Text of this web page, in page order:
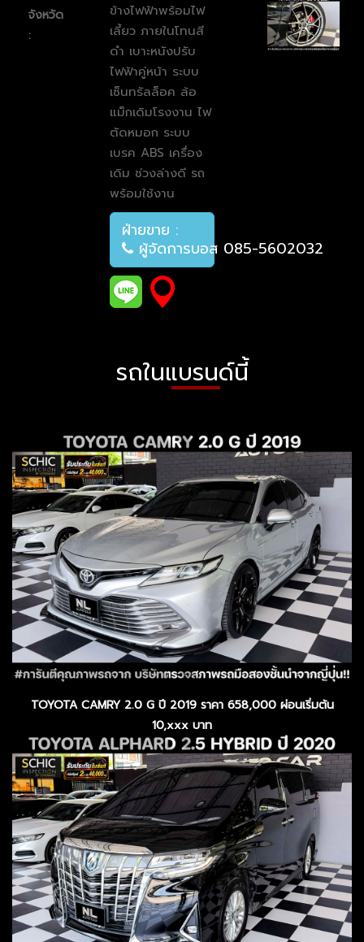
จังหวัด
:
ข้างไฟฟ้าพร้อมไฟ
เลี้ยว ภายในโทนสี
ดำ เบาะหนังปรับ
ไฟฟ้าคู่หน้า ระบบ
เซ็นทรัลล็อค ล้อ
แม็กเดิมโรงงาน ไฟ
ตัดหมอก ระบบ
เบรค ABS เครื่อง
เดิม ช่วงล่างดี รถ
พร้อมใช้งาน
ฝ่ายขาย :
ผู้จัดการบอส 085-5602032
รถในแบรนด์นี้
TOYOTA CAMRY 2.0 G ปี 2019 ราคา 658,000 ผ่อนเริ่มต้น
10,xxx บาท